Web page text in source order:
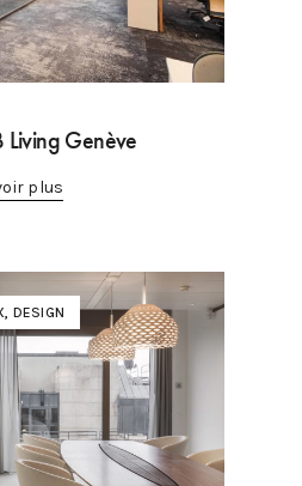
Genève
plus
, DESIGN